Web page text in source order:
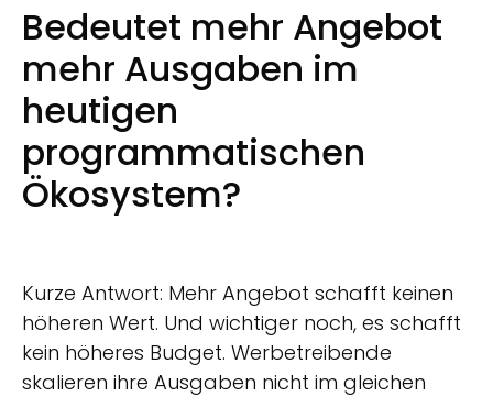
Bedeutet mehr Angebot
mehr Ausgaben im
heutigen
programmatischen
Ökosystem?
Kurze Antwort: Mehr Angebot schafft keinen
höheren Wert. Und wichtiger noch, es schafft
kein höheres Budget. Werbetreibende
skalieren ihre Ausgaben nicht im gleichen